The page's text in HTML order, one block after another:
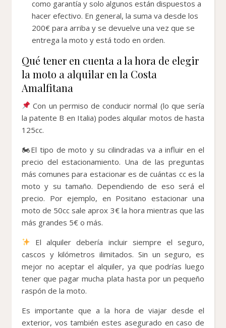
como garantía y solo algunos están dispuestos a
hacer efectivo. En general, la suma va desde los
200€ para arriba y se devuelve una vez que se
entrega la moto y está todo en orden.
Qué tener en cuenta a la hora de elegir
la moto a alquilar en la Costa
Amalfitana
Con un permiso de conducir normal (lo que sería
la patente B en Italia) podes alquilar motos de hasta
125cc.
🏍El tipo de moto y su cilindradas va a influir en el
precio del estacionamiento. Una de las preguntas
más comunes para estacionar es de cuántas cc es la
moto y su tamaño. Dependiendo de eso será el
precio. Por ejemplo, en Positano estacionar una
moto de 50cc sale aprox 3€ la hora mientras que las
más grandes 5€ o más.
El alquiler debería incluir siempre el seguro,
cascos y kilómetros ilimitados. Sin un seguro, es
mejor no aceptar el alquiler, ya que podrías luego
tener que pagar mucha plata hasta por un pequeño
raspón de la moto.
Es importante que a la hora de viajar desde el
exterior, vos también estes asegurado en caso de